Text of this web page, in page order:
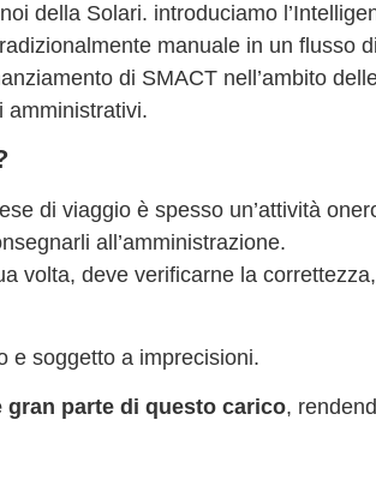
della Solari. introduciamo
manuale in un flusso
di SMACT nell’ambito
amministrativi.
di viaggio è spesso un’attività
all’amministrazione.
volta, deve verificarne la
e soggetto a imprecisioni.
gran parte di questo carico,